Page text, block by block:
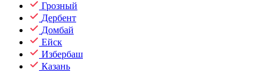
Грозный
Дербент
Домбай
Ейск
Избербаш
Казань